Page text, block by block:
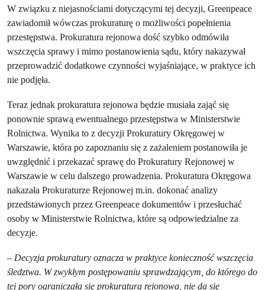
W związku z niejasnościami dotyczącymi tej decyzji, Greenpeace
zawiadomił wówczas prokuraturę o możliwości popełnienia
przestępstwa. Prokuratura rejonowa dość szybko odmówiła
wszczęcia sprawy i mimo postanowienia sądu, który nakazywał
przeprowadzić dodatkowe czynności wyjaśniające, w praktyce ich
nie podjęła.
Teraz jednak prokuratura rejonowa będzie musiała zająć się
ponownie sprawą ewentualnego przestępstwa w Ministerstwie
Rolnictwa. Wynika to z decyzji Prokuratury Okręgowej w
Warszawie, która po zapoznaniu się z zażaleniem postanowiła je
uwzględnić i przekazać sprawę do Prokuratury Rejonowej w
Warszawie w celu dalszego prowadzenia. Prokuratura Okręgowa
nakazała Prokuraturze Rejonowej m.in. dokonać analizy
przedstawionych przez Greenpeace dokumentów i przesłuchać
osoby w Ministerstwie Rolnictwa, które są odpowiedzialne za
decyzje.
– Decyzja prokuratury oznacza w praktyce konieczność wszczęcia
śledztwa. W zwykłym postępowaniu sprawdzającym, do którego do
tej pory ograniczała się prokuratura rejonowa, nie da się